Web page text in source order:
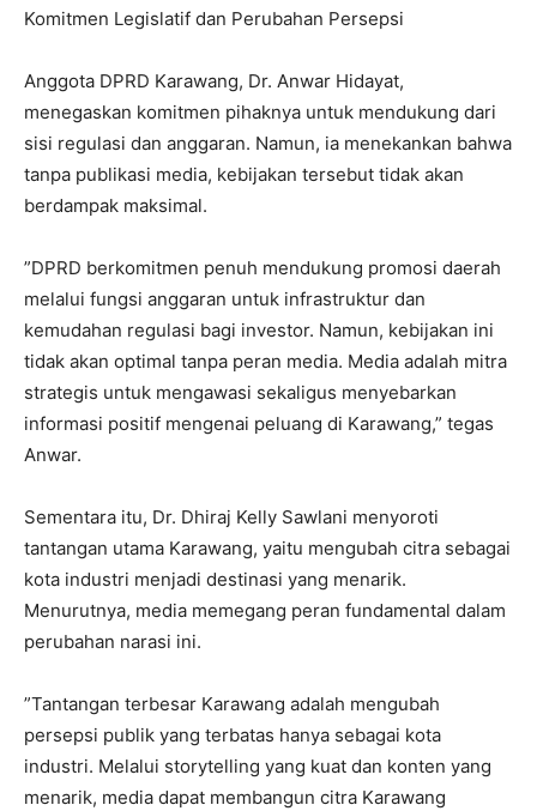
​Komitmen Legislatif dan Perubahan Persepsi
​Anggota DPRD Karawang, Dr. Anwar Hidayat,
menegaskan komitmen pihaknya untuk mendukung dari
sisi regulasi dan anggaran. Namun, ia menekankan bahwa
tanpa publikasi media, kebijakan tersebut tidak akan
berdampak maksimal.
​”DPRD berkomitmen penuh mendukung promosi daerah
melalui fungsi anggaran untuk infrastruktur dan
kemudahan regulasi bagi investor. Namun, kebijakan ini
tidak akan optimal tanpa peran media. Media adalah mitra
strategis untuk mengawasi sekaligus menyebarkan
informasi positif mengenai peluang di Karawang,” tegas
Anwar.
​Sementara itu, Dr. Dhiraj Kelly Sawlani menyoroti
tantangan utama Karawang, yaitu mengubah citra sebagai
kota industri menjadi destinasi yang menarik.
Menurutnya, media memegang peran fundamental dalam
perubahan narasi ini.
​”Tantangan terbesar Karawang adalah mengubah
persepsi publik yang terbatas hanya sebagai kota
industri. Melalui storytelling yang kuat dan konten yang
menarik, media dapat membangun citra Karawang